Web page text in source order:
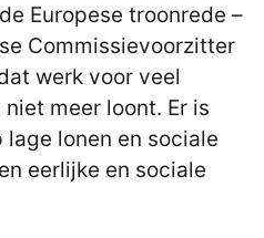
Europese troonrede –
Commissievoorzitter
werk voor veel
meer loont. Er is
lonen en sociale
eerlijke en sociale